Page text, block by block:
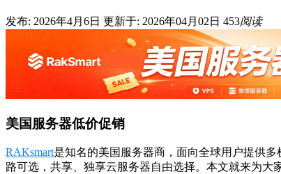
发布: 2026年4月6日 更新于: 2026年04月02日 453阅读
美国服务器低价促销
RAKsmart是知名的美国服务器商，面向全球用户提供
路可选，共享、独享云服务器自由选择。本文就来为大